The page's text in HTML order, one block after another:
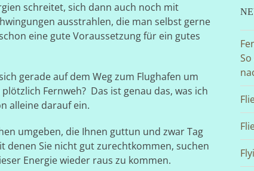
schreitet, sich dann auch noch mit
ausstrahlen, die man selbst gerne
eine gute Voraussetzung für ein gutes
gerade auf dem Weg zum Flughafen um
Fernweh? Das ist genau das, was ich
alleine darauf ein.
umgeben, die Ihnen guttun und zwar Tag
denen Sie nicht gut zurechtkommen, suchen
Energie wieder raus zu kommen.